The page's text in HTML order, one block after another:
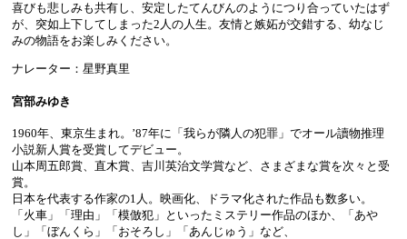
喜びも悲しみも共有し、安定したてんびんのようにつり合っていたはず
が、突如上下してしまった2人の人生。友情と嫉妬が交錯する、幼なじ
みの物語をお楽しみください。
ナレーター：星野真里
宮部みゆき
1960年、東京生まれ。’87年に「我らが隣人の犯罪」でオール讀物推理
小説新人賞を受賞してデビュー。
山本周五郎賞、直木賞、吉川英治文学賞など、さまざまな賞を次々と受
賞。
日本を代表する作家の1人。映画化、ドラマ化された作品も数多い。
「火車」「理由」「模倣犯」といったミステリー作品のほか、「あや
し」「ぼんくら」「おそろし」「あんじゅう」など、